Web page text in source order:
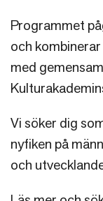
Programmet
och
med
Vi söker dig
nyfiken på
och